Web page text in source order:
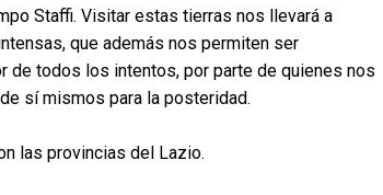
Staffi. Visitar estas tierras nos llevará a
que además nos permiten ser
todos los intentos, por parte de quienes nos
sí mismos para la posteridad.
las provincias del Lazio.